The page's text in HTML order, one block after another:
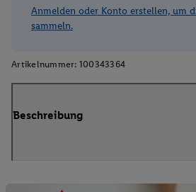
Anmelden oder Konto erstellen, um
sammeln.
Artikelnummer: 100343364
Beschreibung